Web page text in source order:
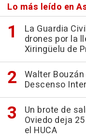
Lo más leído en
La Guardia
drones por la
Xiringüelu de
Walter
Descenso
Un brote de
Oviedo deja
el HUCA